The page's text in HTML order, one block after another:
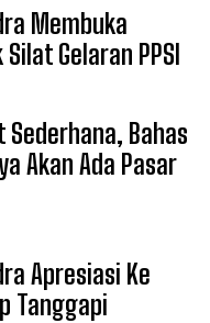
Membuka
Gelaran PPSI
Sederhana, Bahas
Akan Ada Pasar
Apresiasi Ke
Tanggapi